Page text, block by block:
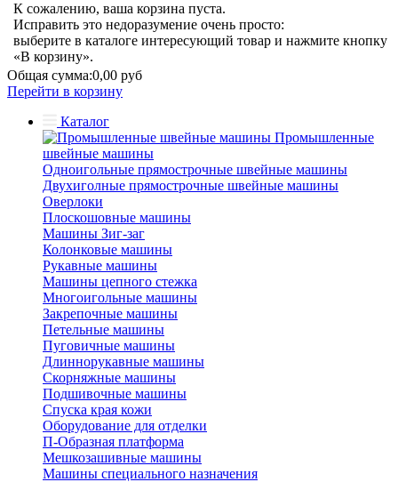
К сожалению, ваша корзина пуста.
Исправить это недоразумение очень просто:
выберите в каталоге интересующий товар и нажмите кнопку
«В корзину».
Общая сумма:0,00 руб
Перейти в корзину
Каталог
Промышленные
швейные машины
Одноигольные прямострочные швейные машины
Двухиголные прямострочные швейные машины
Оверлоки
Плоскошовные машины
Машины Зиг-заг
Колонковые машины
Рукавные машины
Машины цепного стежка
Многоигольные машины
Закрепочные машины
Петельные машины
Пуговичные машины
Длиннорукавные машины
Скорняжные машины
Подшивочные машины
Спуска края кожи
Оборудование для отделки
П-Образная платформа
Мешкозашивные машины
Машины специального назначения